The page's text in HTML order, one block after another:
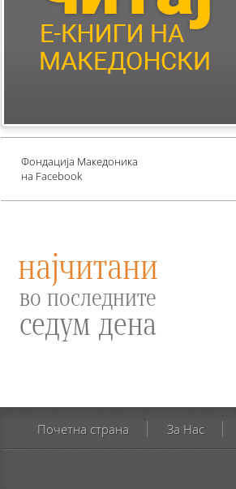
Children's Literature
Млади автори
Е-книги за едукација
против зависности и
Фондација Македоника
на Facebook
најчитани
во последните
седум дена
Почетна страна За Нас